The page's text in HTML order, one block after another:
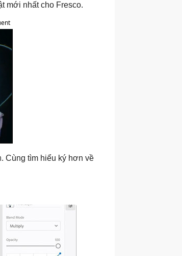
mới nhất cho Fresco.
Cùng tìm hiểu ký hơn về